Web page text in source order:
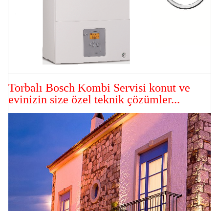
Torbalı Bosch Kombi Servisi konut ve
evinizin size özel teknik çözümler...